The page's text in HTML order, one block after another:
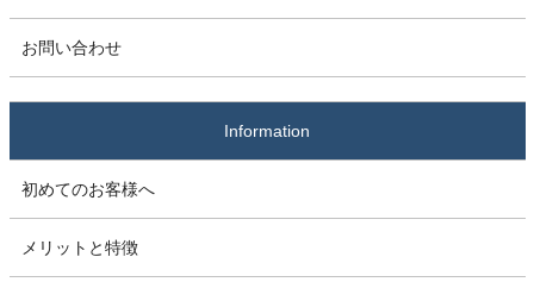
お問い合わせ
Information
初めてのお客様へ
メリットと特徴